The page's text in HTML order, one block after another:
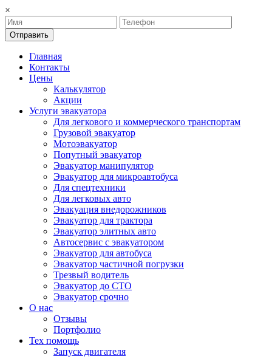
×
Отправить
Главная
Контакты
Цены
Калькулятор
Акции
Услуги эвакуатора
Для легкового и коммерческого транспортам
Грузовой эвакуатор
Мотоэвакуатор
Попутный эвакуатор
Эвакуатор манипулятор
Эвакуатор для микроавтобуса
Для спецтехники
Для легковых авто
Эвакуация внедорожников
Эвакуатор для трактора
Эвакуатор элитных авто
Автосервис с эвакуатором
Эвакуатор для автобуса
Эвакуатор частичной погрузки
Трезвый водитель
Эвакуатор до СТО
Эвакуатор срочно
О нас
Отзывы
Портфолио
Тех помощь
Запуск двигателя